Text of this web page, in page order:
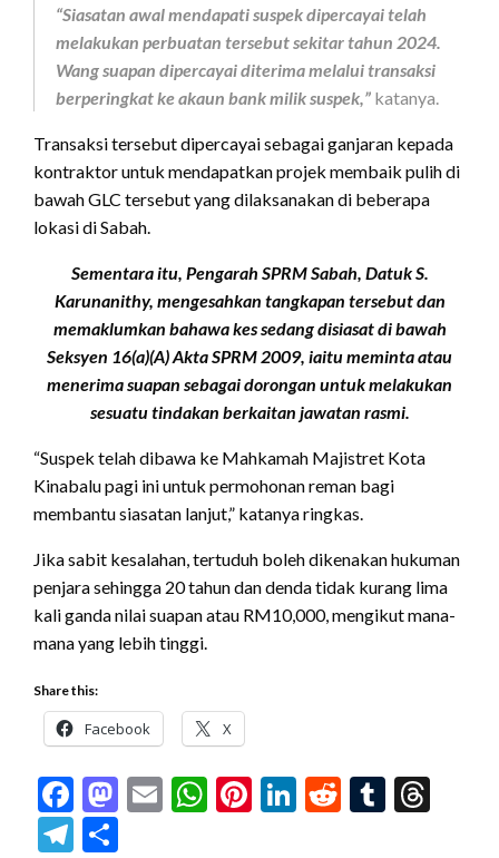
“Siasatan awal mendapati suspek dipercayai telah
melakukan perbuatan tersebut sekitar tahun 2024.
Wang suapan dipercayai diterima melalui transaksi
berperingkat ke akaun bank milik suspek,” katanya.
Transaksi tersebut dipercayai sebagai ganjaran kepada
kontraktor untuk mendapatkan projek membaik pulih di
bawah GLC tersebut yang dilaksanakan di beberapa
lokasi di Sabah.
Sementara itu, Pengarah SPRM Sabah, Datuk S.
Karunanithy, mengesahkan tangkapan tersebut dan
memaklumkan bahawa kes sedang disiasat di bawah
Seksyen 16(a)(A) Akta SPRM 2009, iaitu meminta atau
menerima suapan sebagai dorongan untuk melakukan
sesuatu tindakan berkaitan jawatan rasmi.
“Suspek telah dibawa ke Mahkamah Majistret Kota
Kinabalu pagi ini untuk permohonan reman bagi
membantu siasatan lanjut,” katanya ringkas.
Jika sabit kesalahan, tertuduh boleh dikenakan hukuman
penjara sehingga 20 tahun dan denda tidak kurang lima
kali ganda nilai suapan atau RM10,000, mengikut mana-
mana yang lebih tinggi.
Share this:
Facebook X
Facebook
Mastodon
EmailWhatsApp
Pinterest
LinkedIn
RedditTumblr
Telegram